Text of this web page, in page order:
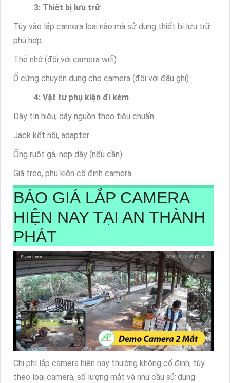
3: Thiết bị lưu trữ
Tùy vào lắp camera loại nào mà sử dụng thiết bị lưu trữ
phù hợp:
Thẻ nhớ (đối với camera wifi)
Ổ cứng chuyên dụng cho camera (đối với đầu ghi)
4: Vật tư phụ kiện đi kèm
Dây tín hiệu, dây nguồn theo tiêu chuẩn
Jack kết nối, adapter
Ống ruột gà, nẹp dây (nếu cần)
Giá treo, phụ kiện cố định camera
BÁO GIÁ LẮP CAMERA
HIỆN NAY TẠI AN THÀNH
PHÁT
Chi phí lắp camera hiện nay thường không cố định, tùy
theo loại camera, số lượng mắt và nhu cầu sử dụng